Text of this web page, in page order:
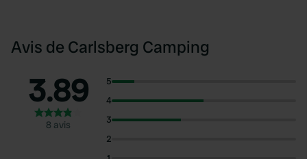
Avis de Carlsberg Camping
3.89
8 avis
5
4
3
2